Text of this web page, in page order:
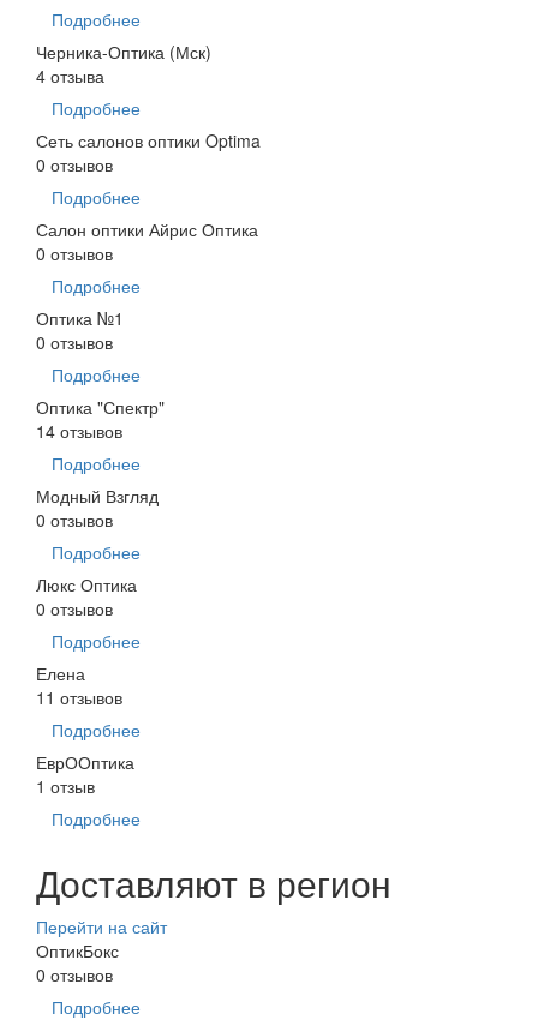
Подробнее
Черника-Оптика (Мск)
4 отзыва
Подробнее
Сеть салонов оптики Optima
0 отзывов
Подробнее
Салон оптики Айрис Оптика
0 отзывов
Подробнее
Оптика №1
0 отзывов
Подробнее
Оптика "Спектр"
14 отзывов
Подробнее
Модный Взгляд
0 отзывов
Подробнее
Люкс Оптика
0 отзывов
Подробнее
Елена
11 отзывов
Подробнее
ЕврООптика
1 отзыв
Подробнее
Доставляют в регион
Перейти на сайт
ОптикБокс
0 отзывов
Подробнее